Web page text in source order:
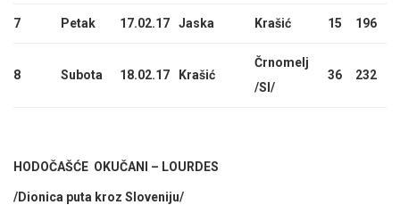
7 Petak 17.02.17 Jaska Krašić 15 196
8 Subota 18.02.17 Krašić
Črnomelj
/Sl/
36 232
HODOČAŠĆE OKUČANI – LOURDES
/Dionica puta kroz Sloveniju/